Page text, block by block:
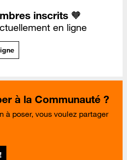
inscrits 🧡
en ligne
à la Communauté ?
à poser, vous voulez partager